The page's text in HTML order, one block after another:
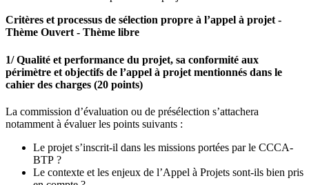
Critères et processus de sélection propre à l’appel à projet -
Thème Ouvert - Thème libre
1/ Qualité et performance du projet, sa conformité aux
périmètre et objectifs de l’appel à projet mentionnés dans le
cahier des charges (20 points)
La commission d’évaluation ou de présélection s’attachera
notamment à évaluer les points suivants :
Le projet s’inscrit-il dans les missions portées par le CCCA-
BTP ?
Le contexte et les enjeux de l’Appel à Projets sont-ils bien pris